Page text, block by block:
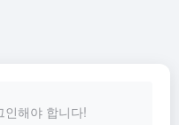
인해야 합니다!